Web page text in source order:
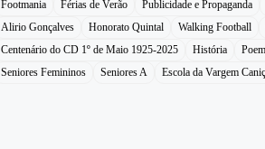
Footmania Férias de Verão Publicidade e Propaganda
Alirio Gonçalves
Honorato Quintal Walking Football
Centenário do CD 1º de Maio 1925-2025
História
Seniores Femininos
Seniores A Escola da Vargem